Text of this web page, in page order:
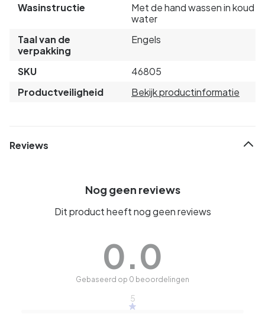
Wasinstructie
Met de hand wassen in koud
water
Taal van de
verpakking
Engels
SKU
46805
Productveiligheid
Bekijk productinformatie
Reviews
Nog geen reviews
Dit product heeft nog geen reviews
0.0
Gebaseerd op 0 beoordelingen
5